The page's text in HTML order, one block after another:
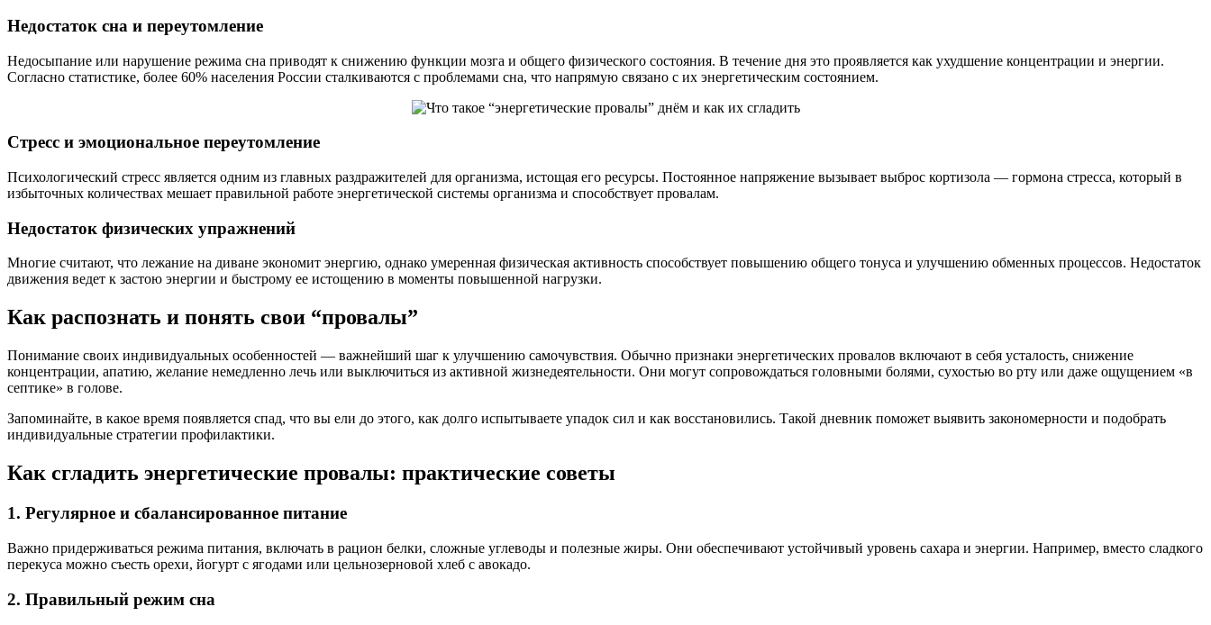
Недостаток сна и переутомление
Недосыпание или нарушение режима сна приводят к снижению функции мозга и общего физического состояния. В течение дня это проявляется как ухудшение концентрации и энергии.
Согласно статистике, более 60% населения России сталкиваются с проблемами сна, что напрямую связано с их энергетическим состоянием.
Стресс и эмоциональное переутомление
Психологический стресс является одним из главных раздражителей для организма, истощая его ресурсы. Постоянное напряжение вызывает выброс кортизола — гормона стресса, который в
избыточных количествах мешает правильной работе энергетической системы организма и способствует провалам.
Недостаток физических упражнений
Многие считают, что лежание на диване экономит энергию, однако умеренная физическая активность способствует повышению общего тонуса и улучшению обменных процессов. Недостаток
движения ведет к застою энергии и быстрому ее истощению в моменты повышенной нагрузки.
Как распознать и понять свои “провалы”
Понимание своих индивидуальных особенностей — важнейший шаг к улучшению самочувствия. Обычно признаки энергетических провалов включают в себя усталость, снижение
концентрации, апатию, желание немедленно лечь или выключиться из активной жизнедеятельности. Они могут сопровождаться головными болями, сухостью во рту или даже ощущением «в
септике» в голове.
Запоминайте, в какое время появляется спад, что вы ели до этого, как долго испытываете упадок сил и как восстановились. Такой дневник поможет выявить закономерности и подобрать
индивидуальные стратегии профилактики.
Как сгладить энергетические провалы: практические советы
1. Регулярное и сбалансированное питание
Важно придерживаться режима питания, включать в рацион белки, сложные углеводы и полезные жиры. Они обеспечивают устойчивый уровень сахара и энергии. Например, вместо сладкого
перекуса можно съесть орехи, йогурт с ягодами или цельнозерновой хлеб с авокадо.
2. Правильный режим сна